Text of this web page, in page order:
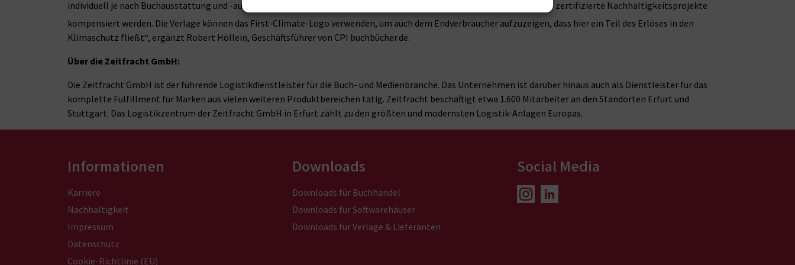
individuell je nach Buchausstattung und -auflage ermittelt. Die CO
-Menge kann dann in unterschiedliche internationale zertifizierte Nachhaltigkeitsprojekte
kompensiert werden. Die Verlage können das First-Climate-Logo verwenden, um auch dem Endverbraucher aufzuzeigen, dass hier ein Teil des Erlöses in den
Klimaschutz fließt“, ergänzt Robert Höllein, Geschäftsführer von CPI buchbücher.de.
Über die Zeitfracht GmbH:
Die Zeitfracht GmbH ist der führende Logistikdienstleister für die Buch- und Medienbranche. Das Unternehmen ist darüber hinaus auch als Dienstleister für das
komplette Fulfillment für Marken aus vielen weiteren Produktbereichen tätig. Zeitfracht beschäftigt etwa 1.600 Mitarbeiter an den Standorten Erfurt und
Stuttgart. Das Logistikzentrum der Zeitfracht GmbH in Erfurt zählt zu den größten und modernsten Logistik-Anlagen Europas.
Informationen
Karriere
Nachhaltigkeit
Impressum
Datenschutz
Cookie-Richtlinie (EU)
Downloads
Downloads für Buchhandel
Downloads für Softwarehäuser
Downloads für Verlage & Lieferanten
Social Media